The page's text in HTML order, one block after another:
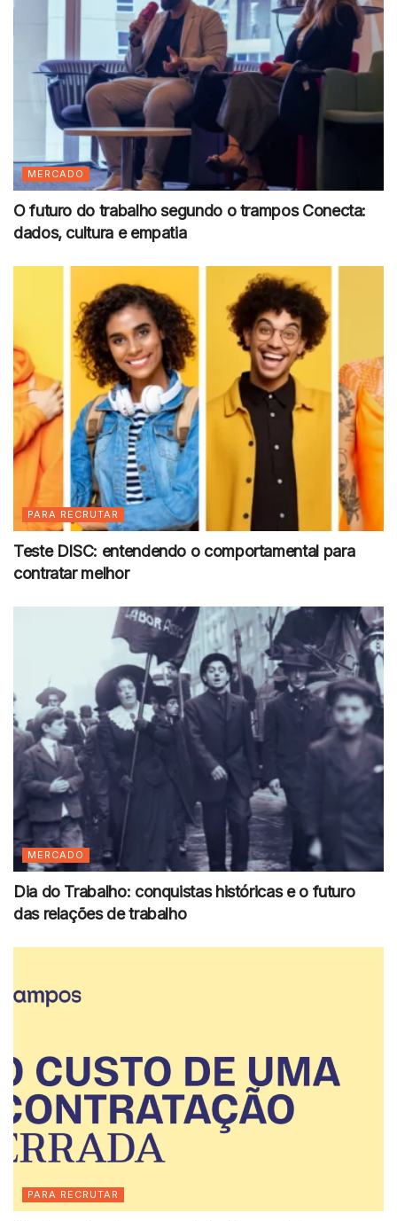
MERCADO
O futuro do trabalho segundo o trampos Conecta:
dados, cultura e empatia
PARA RECRUTAR
Teste DISC: entendendo o comportamental para
contratar melhor
MERCADO
Dia do Trabalho: conquistas históricas e o futuro
das relações de trabalho
PARA RECRUTAR